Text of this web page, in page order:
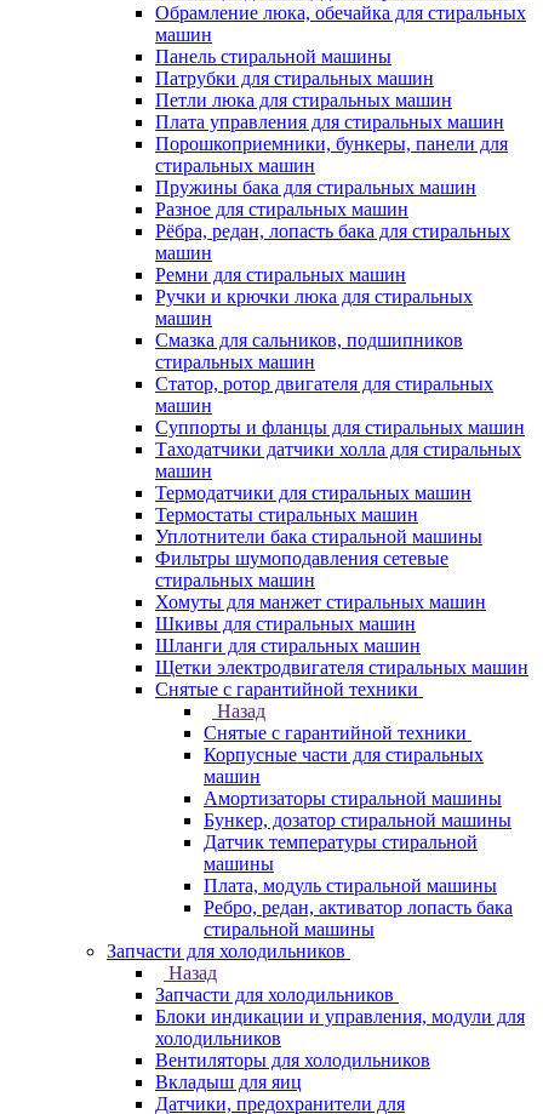
Обрамление люка, обечайка для стиральных
машин
Панель стиральной машины
Патрубки для стиральных машин
Петли люка для стиральных машин
Плата управления для стиральных машин
Порошкоприемники, бункеры, панели для
стиральных машин
Пружины бака для стиральных машин
Разное для стиральных машин
Рёбра, редан, лопасть бака для стиральных
машин
Ремни для стиральных машин
Ручки и крючки люка для стиральных
машин
Смазка для сальников, подшипников
стиральных машин
Статор, ротор двигателя для стиральных
машин
Суппорты и фланцы для стиральных машин
Таходатчики датчики холла для стиральных
машин
Термодатчики для стиральных машин
Термостаты стиральных машин
Уплотнители бака стиральной машины
Фильтры шумоподавления сетевые
стиральных машин
Хомуты для манжет стиральных машин
Шкивы для стиральных машин
Шланги для стиральных машин
Щетки электродвигателя стиральных машин
Снятые с гарантийной техники
Назад
Снятые с гарантийной техники
Корпусные части для стиральных
машин
Амортизаторы стиральной машины
Бункер, дозатор стиральной машины
Датчик температуры стиральной
машины
Плата, модуль стиральной машины
Ребро, редан, активатор лопасть бака
стиральной машины
Запчасти для холодильников
Назад
Запчасти для холодильников
Блоки индикации и управления, модули для
холодильников
Вентиляторы для холодильников
Вкладыш для яиц
Датчики, предохранители для